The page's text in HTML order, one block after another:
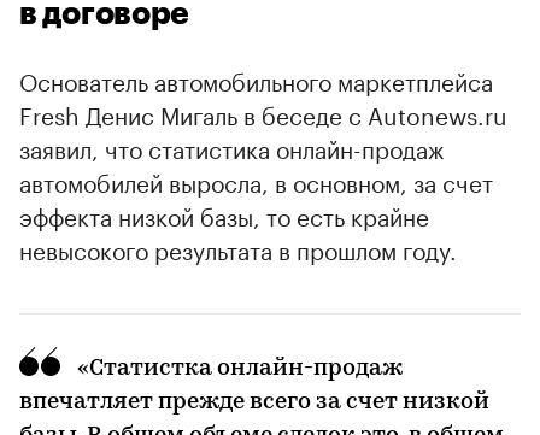
в договоре
Основатель автомобильного маркетплейса
Fresh Денис Мигаль в беседе с Autonews.ru
заявил, что статистика онлайн-продаж
автомобилей выросла, в основном, за счет
эффекта низкой базы, то есть крайне
невысокого результата в прошлом году.
«Статистка онлайн-продаж
впечатляет прежде всего за счет низкой